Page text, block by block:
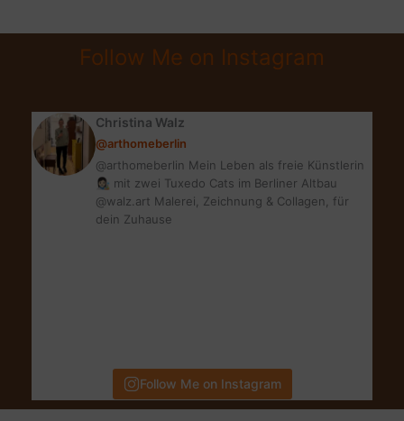
Rette
in
3
Schritten!
Follow Me on Instagram
Christina Walz
@arthomeberlin
@arthomeberlin Mein Leben als freie Künstlerin
👩🏻‍🎨 mit zwei Tuxedo Cats im Berliner Altbau
@walz.art Malerei, Zeichnung & Collagen, für
dein Zuhause
Follow Me on Instagram